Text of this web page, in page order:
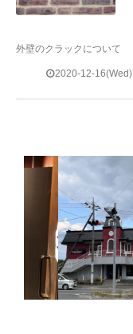
外壁のクラックについて
2020-12-16(Wed)